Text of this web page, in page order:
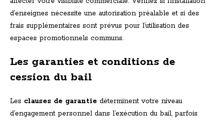
d’enseignes nécessite une autorisation préalable et si des
frais supplémentaires sont prévus pour l’utilisation des
espaces promotionnels communs.
Les garanties et conditions de
cession du bail
Les clauses de garantie déterminent votre niveau
d’engagement personnel dans l’exécution du bail, parfois